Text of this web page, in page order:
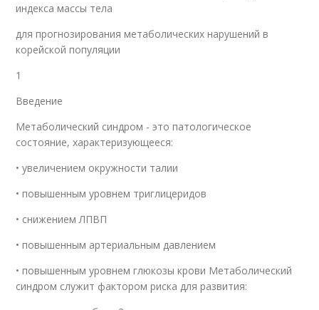
индекса массы тела
для прогнозирования метаболических нарушений в
корейской популяции
1
Введение
Метаболический синдром - это патологическое
состояние, характеризующееся:
• увеличением окружности талии
• повышенным уровнем триглицеридов
• снижением ЛПВП
• повышенным артериальным давлением
• повышенным уровнем глюкозы крови Метаболический
синдром служит фактором риска для развития: